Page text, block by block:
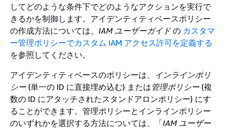
してどのような条件下でどのようなアクションを実行で
きるかを制御します。アイデンティティベースポリシー
の作成方法については、 IAM ユーザーガイドの カスタマ
ー管理ポリシーでカスタム IAM アクセス許可を定義する
を参照してください。
アイデンティティベースのポリシーは、 インラインポリ
シー(単一の ID に直接埋め込む) または管理ポリシー(複
数の ID にアタッチされたスタンドアロンポリシー) にす
ることができます。管理ポリシーとインラインポリシー
のいずれかを選択する方法については、「IAM ユーザー